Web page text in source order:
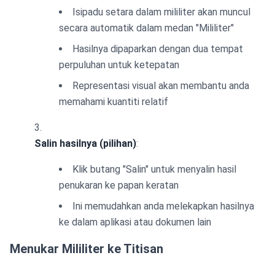
Isipadu setara dalam mililiter akan muncul
secara automatik dalam medan "Mililiter"
Hasilnya dipaparkan dengan dua tempat
perpuluhan untuk ketepatan
Representasi visual akan membantu anda
memahami kuantiti relatif
Salin hasilnya (pilihan):
Klik butang "Salin" untuk menyalin hasil
penukaran ke papan keratan
Ini memudahkan anda melekapkan hasilnya
ke dalam aplikasi atau dokumen lain
Menukar Mililiter ke Titisan